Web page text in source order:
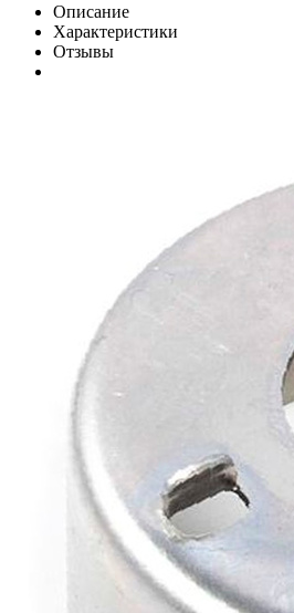
Описание
Характеристики
Отзывы